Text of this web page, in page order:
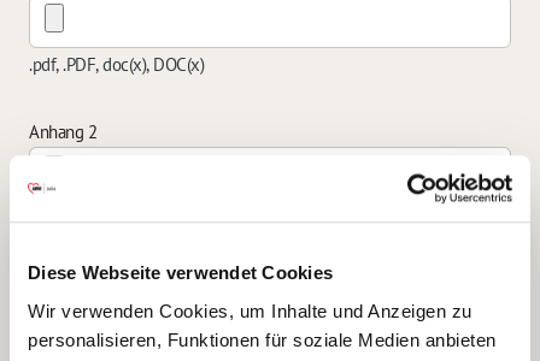
Diese Webseite verwendet Cookies
Wir verwenden Cookies, um Inhalte und Anzeigen zu
personalisieren, Funktionen für soziale Medien anbieten
.pdf, .PDF, doc(x), DOC(x)
Anhang 2
Anhang 3